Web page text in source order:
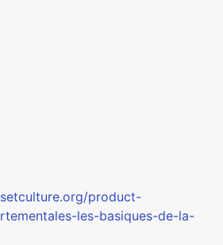
product-
les-basiques-de-la-